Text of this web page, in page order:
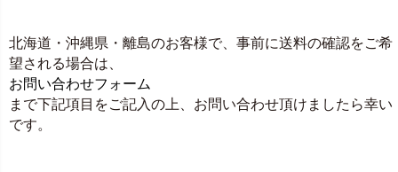
北海道・沖縄県・離島のお客様で、事前に送料の確認をご希
望される場合は、
お問い合わせフォーム
まで下記項目をご記入の上、お問い合わせ頂けましたら幸い
です。